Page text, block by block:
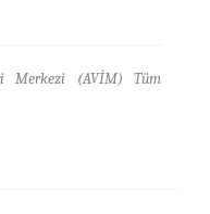
Merkezi (AVİM) Tüm